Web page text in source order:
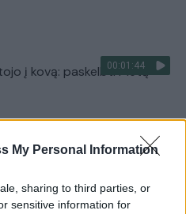
My Personal Information
sharing to third parties, or
sensitive information for
00:01:44
į kovą: paskelbti Metų